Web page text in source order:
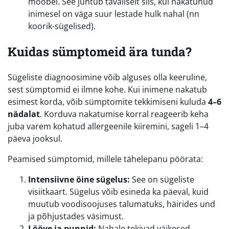
inimesel on väga suur lestade hulk nahal (nn
koorik-sügelised).
Kuidas sümptomeid ära tunda?
Sügeliste diagnoosimine võib alguses olla keeruline,
sest sümptomid ei ilmne kohe. Kui inimene nakatub
esimest korda, võib sümptomite tekkimiseni kuluda 4–6
nädalat. Korduva nakatumise korral reageerib keha
juba varem kohatud allergeenile kiiremini, sageli 1–4
päeva jooksul.
Peamised sümptomid, millele tähelepanu pöörata:
Intensiivne öine sügelus: See on sügeliste
visiitkaart. Sügelus võib esineda ka päeval, kuid
muutub voodisoojuses talumatuks, häirides und
ja põhjustades väsimust.